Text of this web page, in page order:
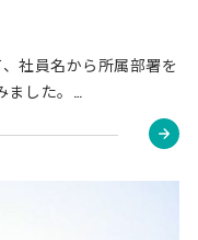
社員名から所属部署を
した。…